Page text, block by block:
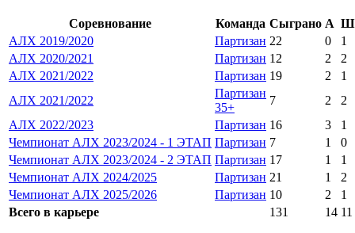
Соревнование Команда Сыграно А Ш
АЛХ 2019/2020
Партизан 22 0
1
АЛХ 2020/2021
Партизан 12 2
2
АЛХ 2021/2022
Партизан 19 2
1
АЛХ 2021/2022
Партизан
35+
7 2
2
АЛХ 2022/2023
Партизан 16 3
1
Чемпионат АЛХ 2023/2024 - 1 ЭТАП Партизан 7 1
0
Чемпионат АЛХ 2023/2024 - 2 ЭТАП Партизан 17 1
1
Чемпионат АЛХ 2024/2025
Партизан 21 1
2
Чемпионат АЛХ 2025/2026
Партизан 10 2
1
Всего в карьере
131 14 11